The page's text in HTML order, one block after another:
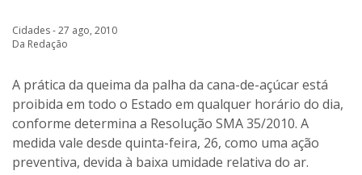
Cidades - 27 ago, 2010
Da Redação
A prática da queima da palha da cana-de-açúcar está
proibida em todo o Estado em qualquer horário do dia,
conforme determina a Resolução SMA 35/2010. A
medida vale desde quinta-feira, 26, como uma ação
preventiva, devida à baixa umidade relativa do ar.